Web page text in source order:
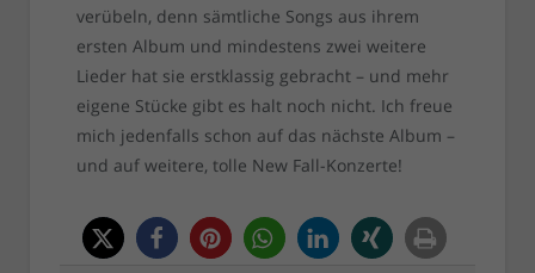
verübeln, denn sämtliche Songs aus ihrem
ersten Album und mindestens zwei weitere
Lieder hat sie erstklassig gebracht – und mehr
eigene Stücke gibt es halt noch nicht. Ich freue
mich jedenfalls schon auf das nächste Album –
und auf weitere, tolle New Fall-Konzerte!